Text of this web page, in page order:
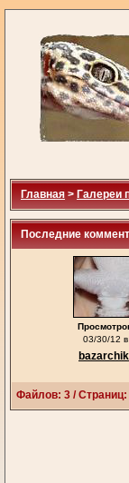
Главная > Галереи
Последние
03/30/12
bazarchik
Файлов: 3 / Страниц: